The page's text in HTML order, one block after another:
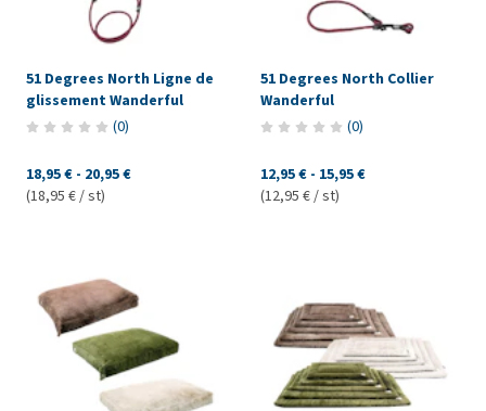
51 Degrees North Ligne de
glissement Wanderful
(0)
18,95 € - 20,95 €
(18,95 € / st)
51 Degrees North Collier
Wanderful
(0)
12,95 € - 15,95 €
(12,95 € / st)